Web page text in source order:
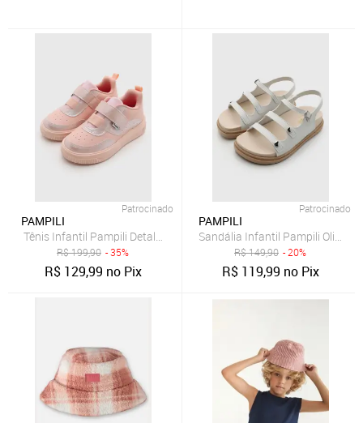
Patrocinado
PAMPILI
Tênis Infantil Pampili Detalhe Metalizado Rosa
R$199,90 - 35%
R$ 129,99 no Pix
Patrocinado
PAMPILI
Sandália Infantil Pampili Olivia
R$149,90 - 20%
R$ 119,99 no Pix